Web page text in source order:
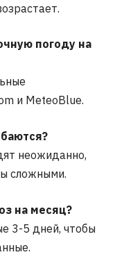
погоду на
и MeteoBlue.
неожиданно,
сложными.
на месяц?
3-5 дней, чтобы